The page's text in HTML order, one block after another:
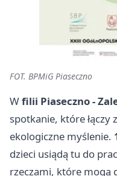
FOT. BPMiG Piaseczno
Wfilii Piaseczno -
spotkanie, które łączy
ekologiczne myślenie.
dzieci usiądą tu do
rzeczami, które mogą